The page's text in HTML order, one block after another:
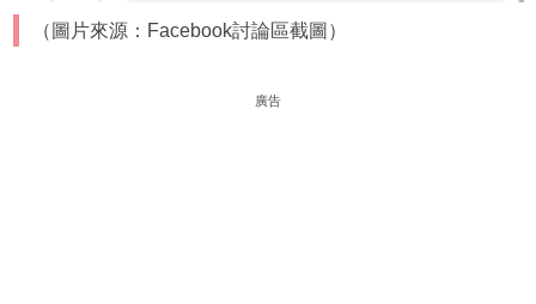
（圖片來源：Facebook討論區截圖）
廣告